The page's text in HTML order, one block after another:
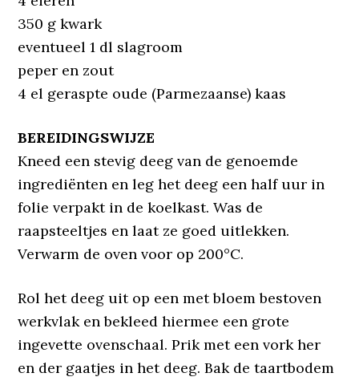
350 g kwark
eventueel 1 dl slagroom
peper en zout
4 el geraspte oude (Parmezaanse) kaas
BEREIDINGSWIJZE
Kneed een stevig deeg van de genoemde
ingrediënten en leg het deeg een half uur in
folie verpakt in de koelkast. Was de
raapsteeltjes en laat ze goed uitlekken.
Verwarm de oven voor op 200°C.
Rol het deeg uit op een met bloem bestoven
werkvlak en bekleed hiermee een grote
ingevette ovenschaal. Prik met een vork her
en der gaatjes in het deeg. Bak de taartbodem